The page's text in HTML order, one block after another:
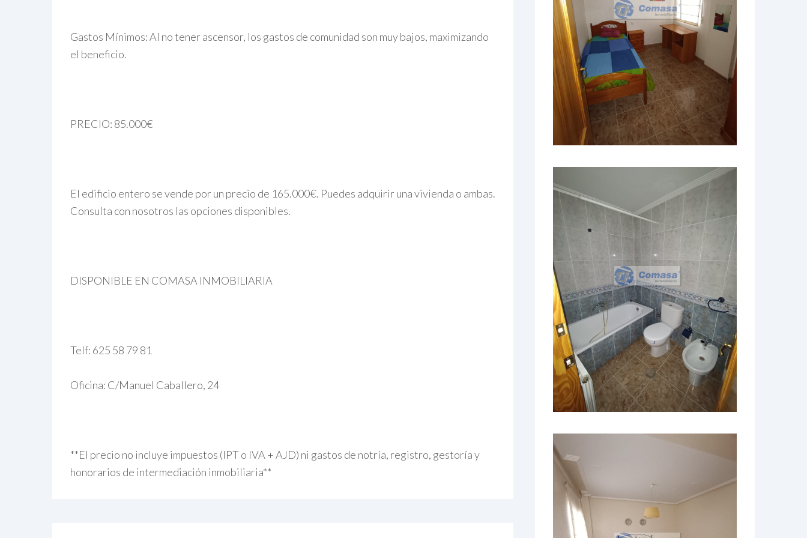
Gastos Mínimos: Al no tener ascensor, los gastos de comunidad son muy bajos, maximizando
el beneficio.
PRECIO: 85.000€
El edificio entero se vende por un precio de 165.000€. Puedes adquirir una vivienda o ambas.
Consulta con nosotros las opciones disponibles.
DISPONIBLE EN COMASA INMOBILIARIA
Telf: 625 58 79 81
Oficina: C/Manuel Caballero, 24
**El precio no incluye impuestos (IPT o IVA + AJD) ni gastos de notría, registro, gestoría y
honorarios de intermediación inmobiliaria**